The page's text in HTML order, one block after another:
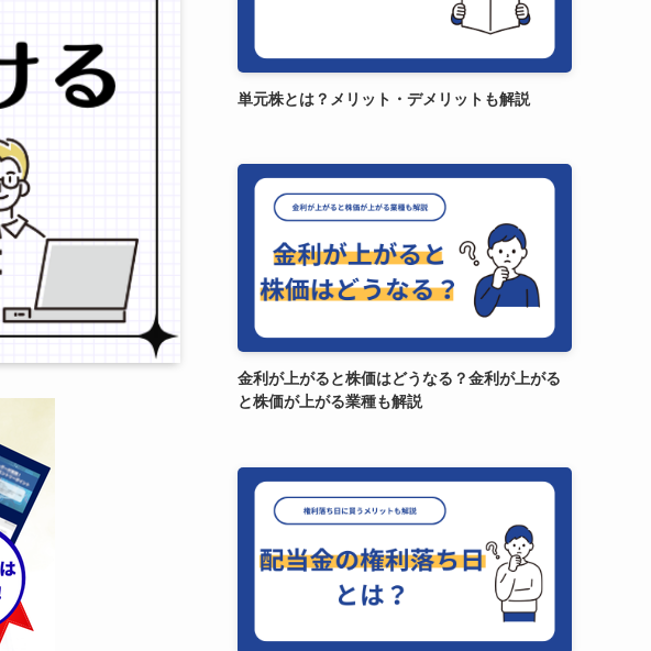
単元株とは？メリット・デメリットも解説
金利が上がると株価はどうなる？金利が上がる
と株価が上がる業種も解説